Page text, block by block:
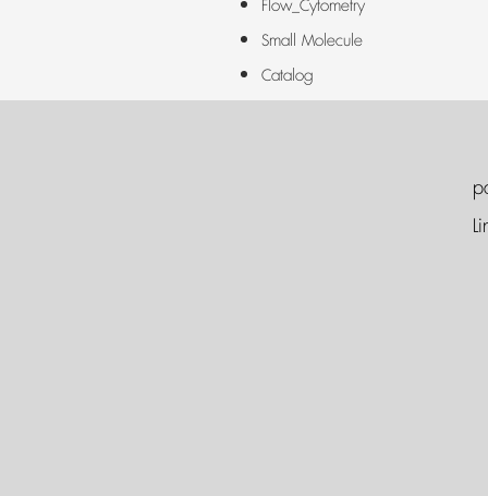
Flow_Cytometry
Small Molecule
Catalog